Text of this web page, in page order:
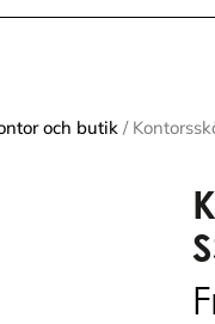
och butik /